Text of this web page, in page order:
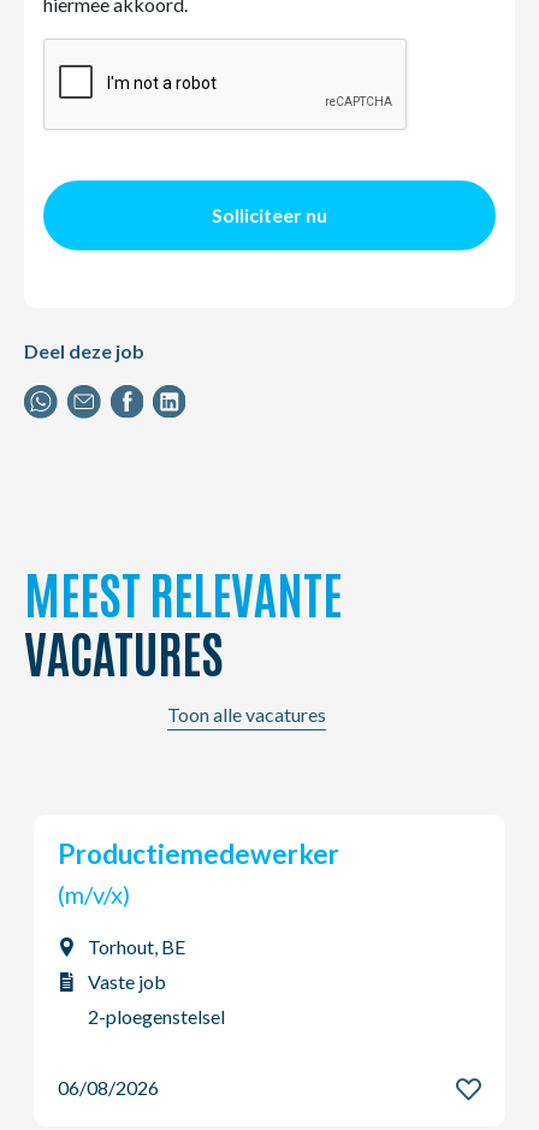
Solliciteer nu
Deel deze job
MEEST RELEVANTE
VACATURES
Toon alle vacatures
Chauffeur B
Vilvoorde, BE
Vaste job
Dag - Voltijds
06/08/2026